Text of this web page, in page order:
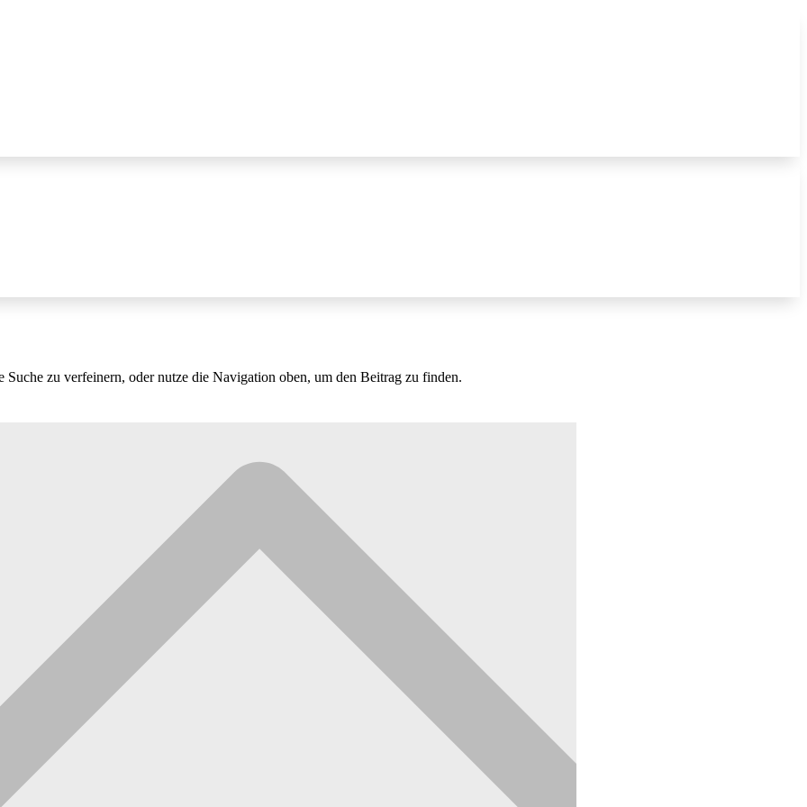
zu verfeinern, oder nutze die Navigation oben, um den Beitrag zu finden.